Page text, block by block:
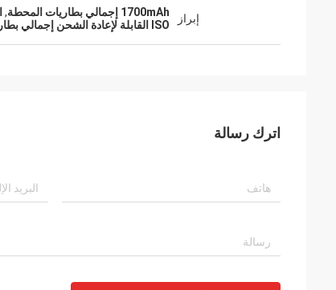
إبراز 1700mAh إجمالي بطاريات المحطة ,
ISO القابلة لإعادة الشحن إجمالي بطاريات المحطة
اترك رسالة